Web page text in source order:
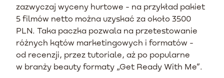
zazwyczaj wyceny hurtowe - na przykład pakiet
5 filmów netto można uzyskać za około 3500
PLN. Taka paczka pozwala na przetestowanie
różnych kątów marketingowych i formatów -
od recenzji, przez tutoriale, aż po popularne
w branży beauty formaty „Get Ready With Me”.